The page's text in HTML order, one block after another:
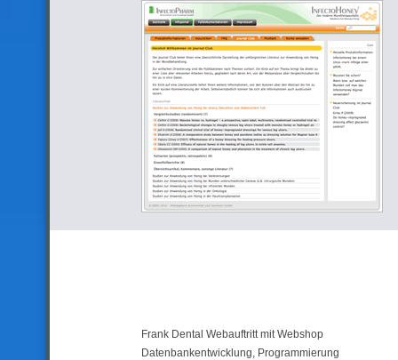
Frank Dental Webauftritt mit Webshop
Datenbankentwicklung, Programmierung